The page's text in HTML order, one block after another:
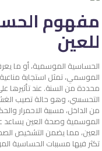
مفهوم
للعين
الحساسية الموسمية، أو ما
الموسمي، تمثل استجابة
محددة من السنة. عند تأثيرها
التحسسي، وهو حالة تصيب
من الداخل، مسببة الاحمرار
الموسمية وصحة العين يساعد
العين، مما يضمن التشخيص
تكثر فيها مسببات الحساسية